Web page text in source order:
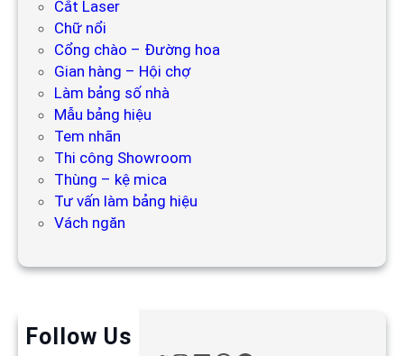
Cắt Laser
Chữ nổi
Cổng chào – Đường hoa
Gian hàng – Hội chợ
Làm bảng số nhà
Mẫu bảng hiệu
Tem nhãn
Thi công Showroom
Thùng – kệ mica
Tư vấn làm bảng hiệu
Vách ngăn
Follow Us